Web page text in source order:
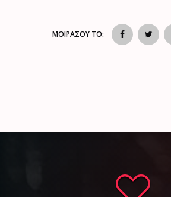
ΜΟΙΡΑΣΟΥ ΤΟ: